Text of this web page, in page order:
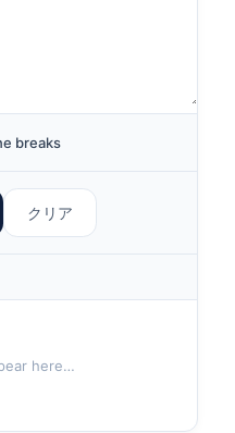
breaks
クリア
here…